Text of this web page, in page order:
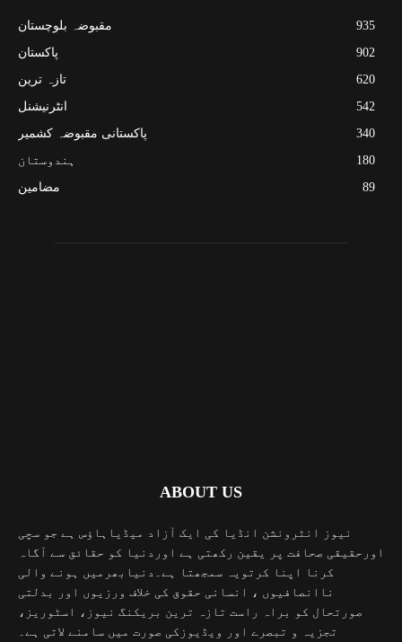
مقبوضہ بلوچستان
935
پاکستان
902
تازہ ترین
620
انٹرنیشنل
542
پاکستانی مقبوضہ کشمیر
340
ہندوستان
180
مضامین
89
ABOUT US
نیوز انٹرونشن انڈیا کی ایک آزاد میڈیاہاؤس ہے جو سچی
اورحقیقی صحافت پر یقین رکھتی ہے اوردنیا کو حقائق سے آگاہ
کرنا اپنا کرتویہ سمجھتا ہے۔دنیابھرمیں ہونے والی
ناانصافیوں ، انسانی حقوق کی خلاف ورزیوں اور بدلتی
صورتحال کو براہ راست تازہ ترین بریکنگ نیوز، اسٹوریز،
تجزیہ و تبصرے اور ویڈیوزکی صورت میں سامنے لاتی ہے۔